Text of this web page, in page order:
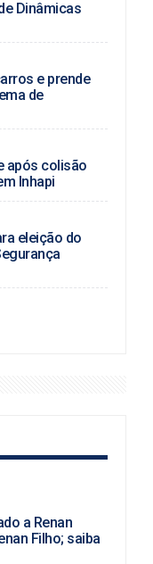
Dinâmicas
e prende
de
após colisão
Inhapi
eleição do
a Renan
Filho; saiba